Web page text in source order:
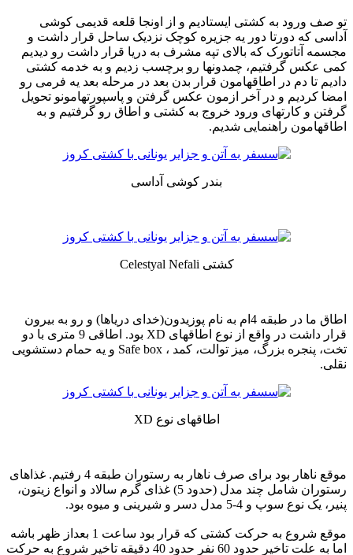
تو صف ورود به کشتی ایستادیم و از اونجا قلعه قدیمی کوشی
آداسی که دورتا دور یه جزیره کوچک نزدیک ساحل قرار داشت و
مجسمه آتاتورک که بالای تپه مشرف به دریا قرار داشت رو دیدیم
کمی عکس گرفتیم، چمدونها رو برچسب زدیم و به خدمه کشتی
دادیم تا دم در اطاقهامون قرار بدن بعد در مرحله بعد یه فرمی رو
امضا کردیم و در آخر ازمون عکس گرفتن و پاسپورتهامونو تحویل
گرفتن و کارتهای ورود خروج به کشتی و اطاق رو گرفتیم و به
اطاقهامون راهنمایی شدیم.
بندر کوشی آداسی
کشتی Celestyal Nefali
اطاق ما در طبقه 4ام به نام پوزیدون(خدای دریاها) و رو به بیرون
قرار داشت در واقع از نوع اطاقهای XD بود. اطاقی 9 متری با دو
تخت، پنجره بزرگ، میز توالت، کمد ، Safe box و یه حمام دستشویی
نقلی.
اطاقهای نوع XD
موقع ناهار بود برای صرف ناهار به رستوران طبقه 4 رفتیم. غذاهای
رستوران شامل چند مدل (حدود 5) غذای گرم سالاد و انواع زیتون،
پنیر، یک نوع سوپ و 4-5 مدل دسر و شیرینی و میوه بود.
موقع شروع به حرکت کشتی که قرار بود ساعت 1 بعداز ظهر باشه
اما به علت تاخیر حدود 60 نفر حدود 40 دقیقه تاخیر شروع به حرکت